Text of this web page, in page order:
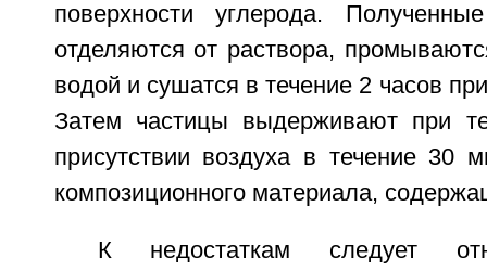
поверхности углерода.
отделяются от раствора,
водой и сушатся в течение 2 часов
Затем частицы выдерживают при
присутствии воздуха в течение 30
композиционного материала,
К недостаткам следует